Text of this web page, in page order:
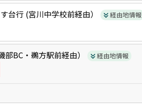
台行 (宮川中学校前経由） 経由地情報
部BC・鵜方駅前経由） 経由地情報